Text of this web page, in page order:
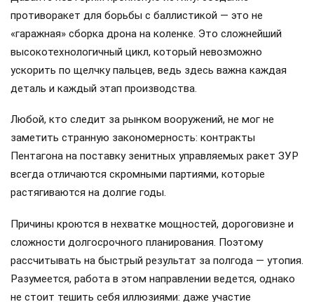
противоракет для борьбы с баллистикой — это не
«гаражная» сборка дрона на коленке. Это сложнейший
высокотехнологичный цикл, который невозможно
ускорить по щелчку пальцев, ведь здесь важна каждая
деталь и каждый этап производства.
Любой, кто следит за рынком вооружений, не мог не
заметить странную закономерность: контракты
Пентагона на поставку зенитных управляемых ракет ЗУР
всегда отличаются скромными партиями, которые
растягиваются на долгие годы.
Причины кроются в нехватке мощностей, дороговизне и
сложности долгосрочного планирования. Поэтому
рассчитывать на быстрый результат за полгода — утопия.
Разумеется, работа в этом направлении ведется, однако
не стоит тешить себя иллюзиями: даже участие